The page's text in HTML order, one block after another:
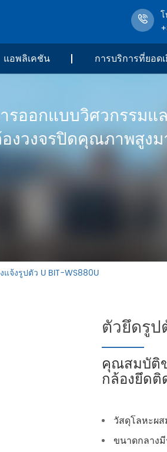
แอพลิเคชัน การบริการที่ยอด
รออกแบบวิศวกรรมแ
งวงจรปิดคุณภาพสูง
จ้งรูปตัว U BIT-WS880U
ตัวยึดรูป
คุณสมบัติ
กล้องยึดติ
วัสดุโลหะผ
ขนาดกลาง